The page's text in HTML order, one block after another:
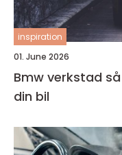
inspiration
01. June 2026
Bmw verkstad så väljer du rätt partner för
din bil